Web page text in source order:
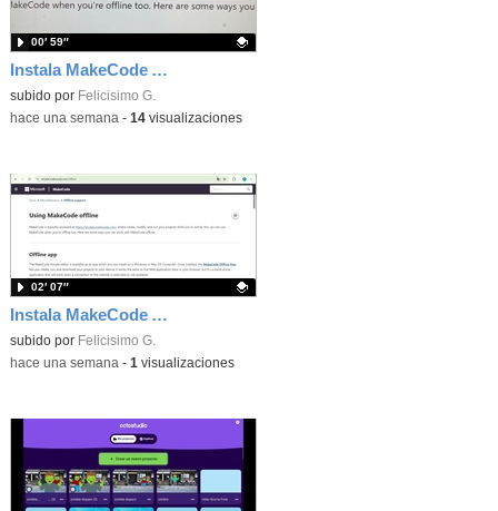
Instala MakeCode Arcade para trabajar offline en tu tablet, ordenador, Chromebook
Contenido educativo.
subido por Felicisimo G.
00′ 59″
-hace una semana - 14visualizaciones
Instala MakeCode Arcade offline para programar grandes juegos sin necesidad de Internet
Contenido educativo.
subido por Felicisimo G.
02′ 07″
-hace una semana - 1 visualizaciones